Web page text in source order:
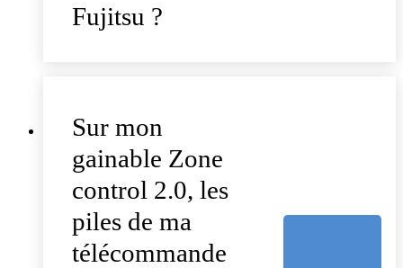
Fujitsu ?
Sur mon
gainable Zone
control 2.0, les
piles de ma
télécommande